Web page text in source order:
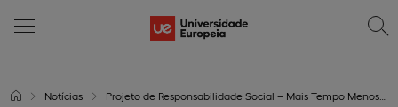
Notícias Projeto de Responsabilidade Social – Mais Tempo Menos Dinheiro